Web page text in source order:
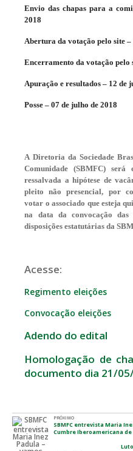
Envio das chapas para a
2018
Abertura da votação pelo site –
Encerramento da votação pelo
Apuração e resultados – 12 de
Posse – 07 de julho de 2018
A Diretoria da Sociedade
Comunidade (SBMFC)
ressalvada a hipótese de
pleito não presencial, por
votar o associado que esteja
na data da convocação das
disposições estatutárias da
Acesse:
Regimento eleições
Convocação eleições
Adendo do edital
Homologação de
documento dia 21/
PRÓXIMO
SBMFC entrevista Maria
Cumbre Iberoamericana